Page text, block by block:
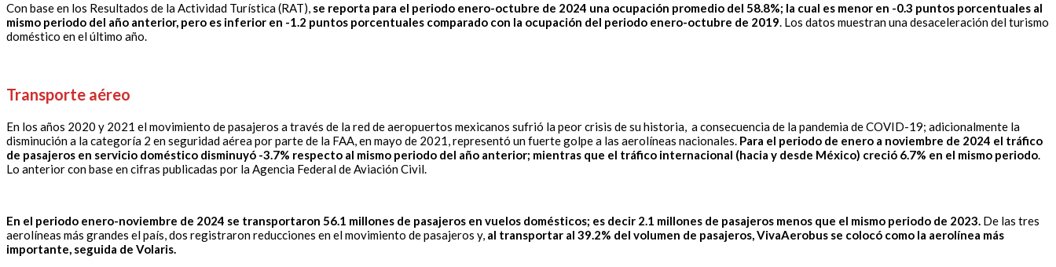
Con base en los Resultados de la Actividad Turística (RAT), se reporta para el periodo enero-octubre de 2024 una ocupación promedio del 58.8%; la cual es menor en -0.3 puntos porcentuales al
mismo periodo del año anterior, pero es inferior en -1.2 puntos porcentuales comparado con la ocupación del periodo enero-octubre de 2019. Los datos muestran una desaceleración del turismo
doméstico en el último año.
Transporte aéreo
En los años 2020 y 2021 el movimiento de pasajeros a través de la red de aeropuertos mexicanos sufrió la peor crisis de su historia, a consecuencia de la pandemia de COVID-19; adicionalmente la
disminución a la categoría 2 en seguridad aérea por parte de la FAA, en mayo de 2021, representó un fuerte golpe a las aerolíneas nacionales. Para el periodo de enero a noviembre de 2024 el tráfico
de pasajeros en servicio doméstico disminuyó -3.7% respecto al mismo periodo del año anterior; mientras que el tráfico internacional (hacia y desde México) creció 6.7% en el mismo periodo.
Lo anterior con base en cifras publicadas por la Agencia Federal de Aviación Civil.
En el periodo enero-noviembre de 2024 se transportaron 56.1 millones de pasajeros en vuelos domésticos; es decir 2.1 millones de pasajeros menos que el mismo periodo de 2023. De las tres
aerolíneas más grandes el país, dos registraron reducciones en el movimiento de pasajeros y, al transportar al 39.2% del volumen de pasajeros, VivaAerobus se colocó como la aerolínea más
importante, seguida de Volaris.